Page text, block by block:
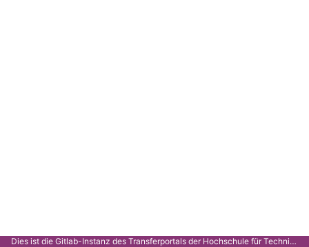
Dies ist die Gitlab-Instanz des Transferportals der Hochschule für Technik Stuttgart.